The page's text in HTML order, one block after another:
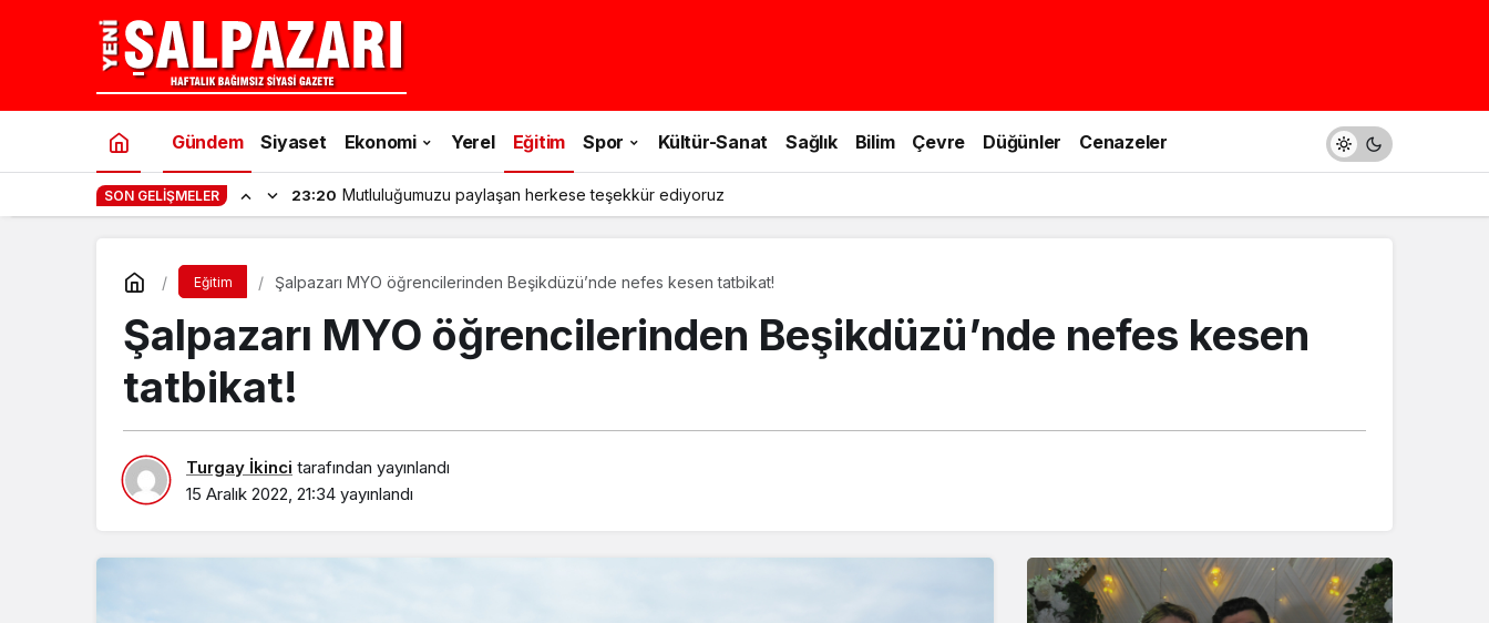
Gündem Siyaset Ekonomi Yerel Eğitim Spor Kültür-Sanat Sağlık Bilim Çevre Düğünler Cenazeler
SON GELIŞMELER 23:20 Mutluluğumuzu paylaşan herkese teşekkür ediyoruz
Eğitim Şalpazarı MYO öğrencilerinden Beşikdüzü’nde nefes kesen tatbikat!
Şalpazarı MYO öğrencilerinden Beşikdüzü’nde nefes kesen
tatbikat!
Turgay İkinci tarafından yayınlandı
15 Aralık 2022, 21:34 yayınlandı